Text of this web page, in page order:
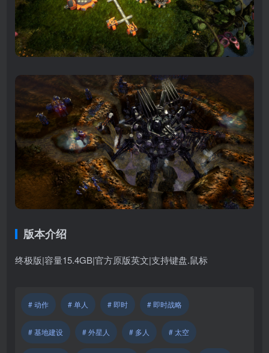
版本介绍
终极版|容量15.4GB|官方原版英文|支持键盘.鼠标
# 动作 # 单人 # 即时 # 即时战略
# 基地建设 # 外星人 # 多人 # 太空